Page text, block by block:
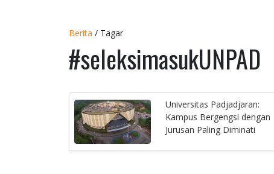
Berita / Tagar
#seleksimasukUNPAD
Universitas Padjadjaran:
Kampus Bergengsi dengan
Jurusan Paling Diminati